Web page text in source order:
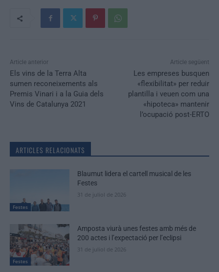
Article anterior
Els vins de la Terra Alta
sumen reconeixements als
Premis Vinari i a la Guia dels
Vins de Catalunya 2021
Article següent
Les empreses busquen
«flexibilitat» per reduir
plantilla i veuen com una
«hipoteca» mantenir
l’ocupació post-ERTO
ARTICLES RELACIONATS
Festes
Blaumut lidera el cartell musical de les
Festes
31 de juliol de 2026
Festes
Amposta viurà unes festes amb més de
200 actes i l’expectació per l’eclipsi
31 de juliol de 2026